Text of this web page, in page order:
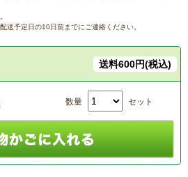
送予定日の10日前までにご連絡ください。
送料600円(税込)
数量 セット